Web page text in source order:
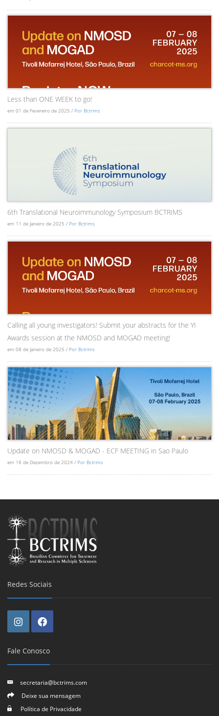
Less than ONE WEEK to go!
em 01 de Fevereiro de 2025 / Por Bctrims
6th Translational Neuroimmunology Symposium BCTRIMS
em 11 de Janeiro de 2025 / Por Bctrims
Calling all young investigators! Submit your abstracts for the YI
Awards session at the NMOSD and MOGAD meeting!
em 08 de Janeiro de 2025 / Por Bctrims
Update on NMOSD & MOGAD - ECF MEETING in Sao Paulo
em 16 de Dezembro de 2024 / Por Bctrims
Redes Sociais
Fale Conosco
secretaria@bctrims.com
Deixe sua mensagem
Política de Privacidade